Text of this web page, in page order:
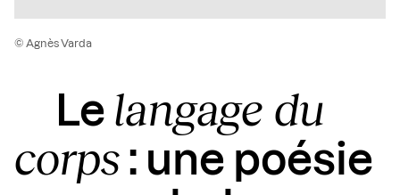
Le langage du
corps : une poésie
© Agnès Varda